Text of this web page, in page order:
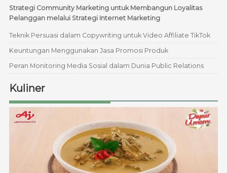
Strategi Community Marketing untuk Membangun Loyalitas
Pelanggan melalui Strategi Internet Marketing
Teknik Persuasi dalam Copywriting untuk Video Affiliate TikTok
Keuntungan Menggunakan Jasa Promosi Produk
Peran Monitoring Media Sosial dalam Dunia Public Relations
Kuliner